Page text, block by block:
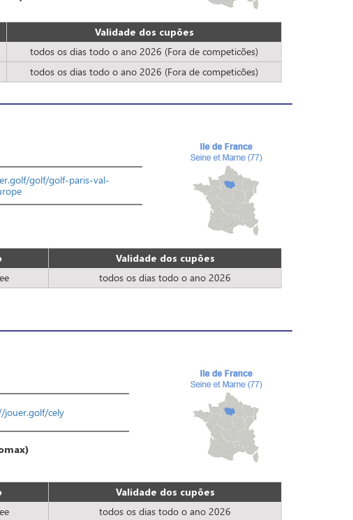
Validade dos cupões
todos os dias todo o ano 2026 (Fora de competicões)
todos os dias todo o ano 2026 (Fora de competicões)
golf/golf-paris-val-
Validade dos cupões
todos os dias todo o ano 2026
jouer.golf/cely
Validade dos cupões
todos os dias todo o ano 2026